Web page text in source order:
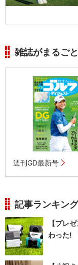
雑誌がまるご
週刊GD最新号
記事ランキング
【プレ
わった!